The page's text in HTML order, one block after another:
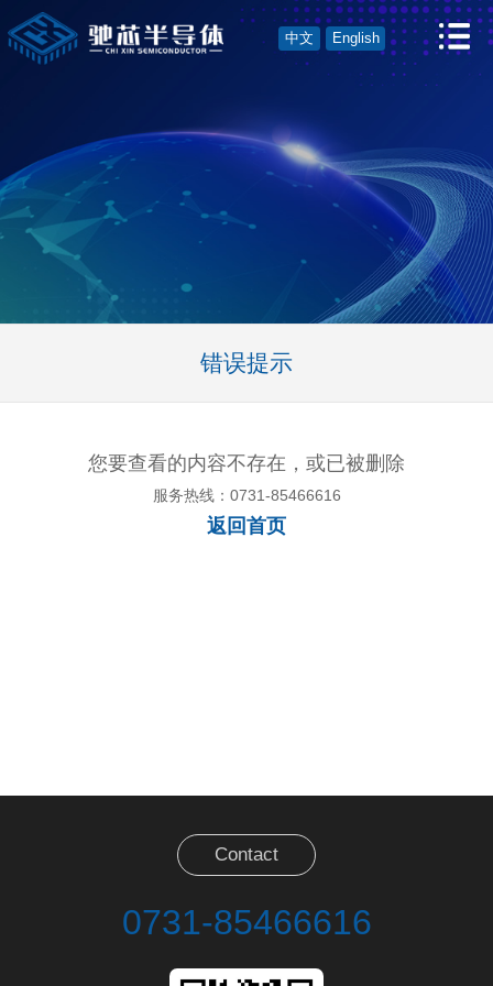
中文 English
错误提示
您要查看的内容不存在，或已被删除
服务热线：0731-85466616
返回首页
Contact
0731-85466616